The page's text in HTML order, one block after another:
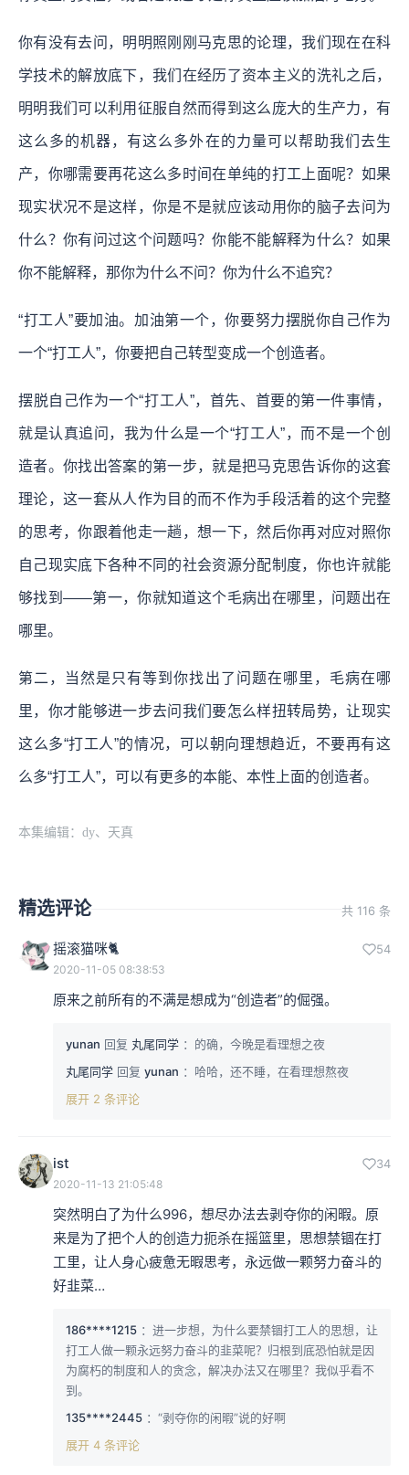
你有没有去问，明明照刚刚马克思的论理，我们现在在科
学技术的解放底下，我们在经历了资本主义的洗礼之后，
明明我们可以利用征服自然而得到这么庞大的生产力，有
这么多的机器，有这么多外在的力量可以帮助我们去生
产，你哪需要再花这么多时间在单纯的打工上面呢？如果
现实状况不是这样，你是不是就应该动用你的脑子去问为
什么？你有问过这个问题吗？你能不能解释为什么？如果
你不能解释，那你为什么不问？你为什么不追究？
“打工人”要加油。加油第一个，你要努力摆脱你自己作为
一个“打工人”，你要把自己转型变成一个创造者。
摆脱自己作为一个“打工人”，首先、首要的第一件事情，
就是认真追问，我为什么是一个“打工人”，而不是一个创
造者。你找出答案的第一步，就是把马克思告诉你的这套
理论，这一套从人作为目的而不作为手段活着的这个完整
的思考，你跟着他走一趟，想一下，然后你再对应对照你
自己现实底下各种不同的社会资源分配制度，你也许就能
够找到——第一，你就知道这个毛病出在哪里，问题出在
哪里。
第二，当然是只有等到你找出了问题在哪里，毛病在哪
里，你才能够进一步去问我们要怎么样扭转局势，让现实
这么多“打工人”的情况，可以朝向理想趋近，不要再有这
么多“打工人”，可以有更多的本能、本性上面的创造者。
本集编辑：dy、天真
精选评论 共 116 条
摇滚猫咪🐈 54
2020-11-05 08:38:53
原来之前所有的不满是想成为“创造者”的倔强。
yunan 回复 丸尾同学 ：的确，今晚是看理想之夜
丸尾同学 回复 yunan ：哈哈，还不睡，在看理想熬夜
展开 2 条评论
ist 34
2020-11-13 21:05:48
突然明白了为什么996，想尽办法去剥夺你的闲暇。原
来是为了把个人的创造力扼杀在摇篮里，思想禁锢在打
工里，让人身心疲惫无暇思考，永远做一颗努力奋斗的
好韭菜…
186****1215 ：进一步想，为什么要禁锢打工人的思想，让
打工人做一颗永远努力奋斗的韭菜呢？归根到底恐怕就是因
为腐朽的制度和人的贪念，解决办法又在哪里？我似乎看不
到。
135****2445 ：“剥夺你的闲暇”说的好啊
展开 4 条评论